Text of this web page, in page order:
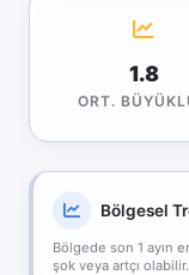
1.8
ORT.
Bölgesel
Bölgede son 1 ayın
şok veya artçı olabilir.